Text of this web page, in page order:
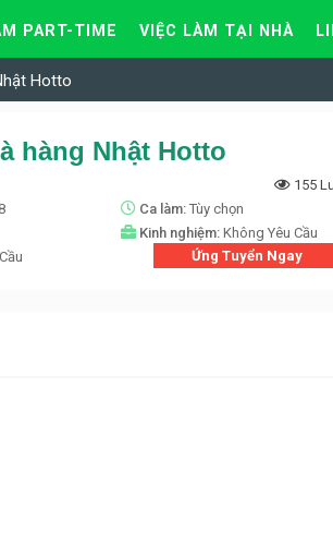
PART-TIME VIỆC LÀM TẠI NHÀ
Hotto
hàng Nhật Hotto
155
Ca làm: Tùy chọn
Kinh nghiệm: Không Yêu Cầu
Ứng Tuyển Ngay